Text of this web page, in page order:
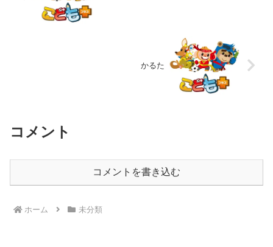
かるた
コメント
コメントを書き込む
ホーム 未分類